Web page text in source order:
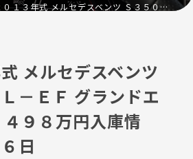
２０１３年式 メルセデスベンツ Ｓ３５０ＢＬ－ＥＦ グランドエディション ４９８万円入庫情報！７月１６日
メルセデスベンツ
－ＥＦ グランドエ
９８万円入庫情
日